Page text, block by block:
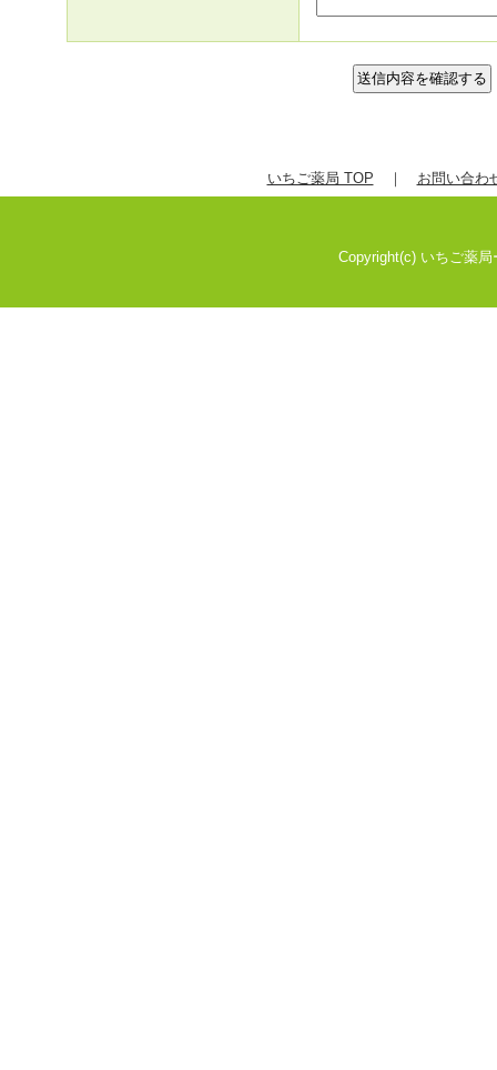
いちご薬局 TOP ｜ お問い合わ
Copyright(c) いちご薬